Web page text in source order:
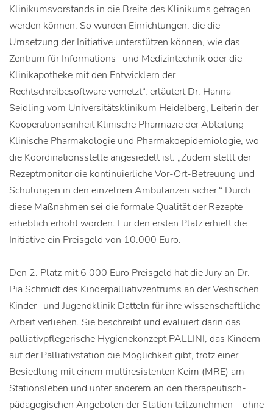
Klinikumsvorstands in die Breite des Klinikums getragen
werden können. So wurden Einrichtungen, die die
Umsetzung der Initiative unterstützen können, wie das
Zentrum für Informations- und Medizintechnik oder die
Klinikapotheke mit den Entwicklern der
Rechtschreibesoftware vernetzt“, erläutert Dr. Hanna
Seidling vom Universitätsklinikum Heidelberg, Leiterin der
Kooperationseinheit Klinische Pharmazie der Abteilung
Klinische Pharmakologie und Pharmakoepidemiologie, wo
die Koordinationsstelle angesiedelt ist. „Zudem stellt der
Rezeptmonitor die kontinuierliche Vor-Ort-Betreuung und
Schulungen in den einzelnen Ambulanzen sicher.“ Durch
diese Maßnahmen sei die formale Qualität der Rezepte
erheblich erhöht worden. Für den ersten Platz erhielt die
Initiative ein Preisgeld von 10.000 Euro.
Den 2. Platz mit 6 000 Euro Preisgeld hat die Jury an Dr.
Pia Schmidt des Kinderpalliativzentrums an der Vestischen
Kinder- und Jugendklinik Datteln für ihre wissenschaftliche
Arbeit verliehen. Sie beschreibt und evaluiert darin das
palliativpflegerische Hygienekonzept PALLINI, das Kindern
auf der Palliativstation die Möglichkeit gibt, trotz einer
Besiedlung mit einem multiresistenten Keim (MRE) am
Stationsleben und unter anderem an den therapeutisch-
pädagogischen Angeboten der Station teilzunehmen – ohne